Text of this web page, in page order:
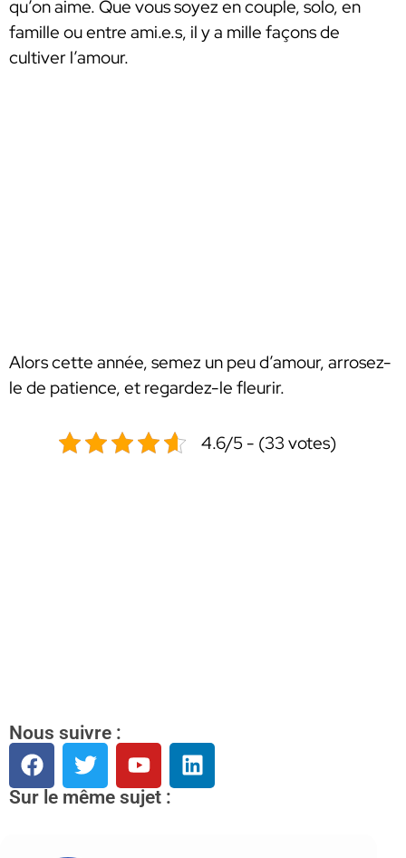
qu’on aime. Que vous soyez en couple, solo, en
famille ou entre ami.e.s, il y a mille façons de
cultiver l’amour.
Alors cette année, semez un peu d’amour, arrosez-
le de patience, et regardez-le fleurir.
4.6/5 - (33 votes)
Nous suivre :
Sur le même sujet :